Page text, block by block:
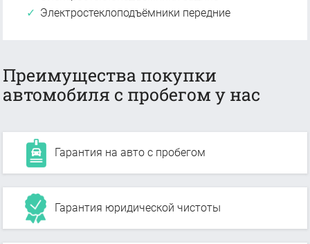
Электростеклоподъёмники передние
Преимущества покупки
автомобиля с пробегом у нас
Гарантия на авто с пробегом
Гарантия юридической чистоты